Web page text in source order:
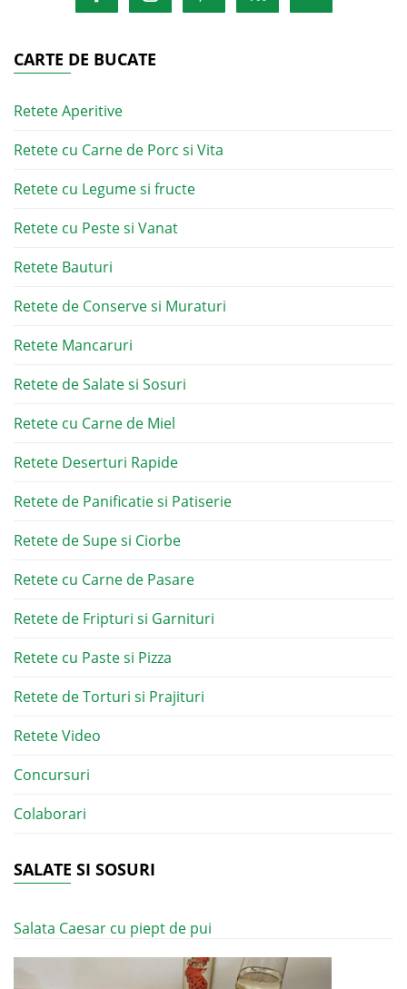
CARTE DE BUCATE
Retete Aperitive
Retete cu Carne de Porc si Vita
Retete cu Legume si fructe
Retete cu Peste si Vanat
Retete Bauturi
Retete de Conserve si Muraturi
Retete Mancaruri
Retete de Salate si Sosuri
Retete cu Carne de Miel
Retete Deserturi Rapide
Retete de Panificatie si Patiserie
Retete de Supe si Ciorbe
Retete cu Carne de Pasare
Retete de Fripturi si Garnituri
Retete cu Paste si Pizza
Retete de Torturi si Prajituri
Retete Video
Concursuri
Colaborari
SALATE SI SOSURI
Salata Caesar cu piept de pui